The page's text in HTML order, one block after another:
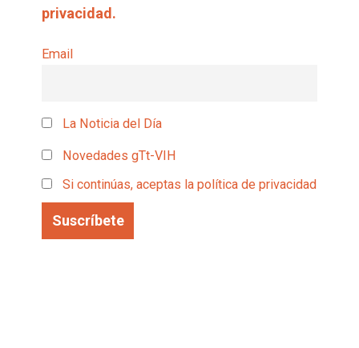
privacidad.
Email
La Noticia del Día
Novedades gTt-VIH
Si continúas, aceptas la política de privacidad